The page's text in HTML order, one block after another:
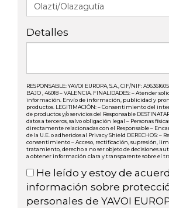
Detalles
RESPONSABLE: YAVOI EUROPA, S.A., CIF/NIF:
BAJO , 46018 – VALENCIA. FINALIDADES: – Atender
información. Envío de información, publicidad y
productos. LEGITIMACIÓN: – Consentimiento del
de productos y/o servicios del Responsable
datos a terceros, salvo obligación legal – Personas
directamente relacionadas con el Responsable –
de la U.E. o adheridos al Privacy Shield DERECHOS: –
consentimiento – Acceso, rectificación, supresión,
tratamiento, derecho a no ser objeto de decisiones
a obtener información clara y transparente sobre el
He leído y estoy de
información sobre
personales de YAVOI